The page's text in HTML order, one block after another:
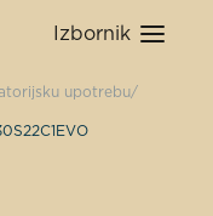
Izbornik
upotrebu